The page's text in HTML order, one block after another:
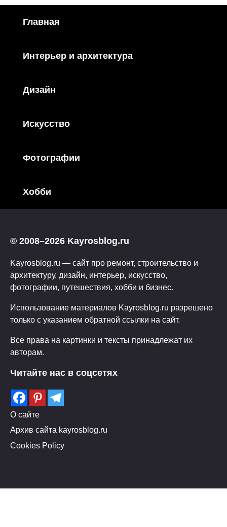
Главная
Интерьер и архитектура
Дизайн
Искусство
Фотографии
Хобби
© 2008–2026 Kayrosblog.ru
Kayrosblog.ru — сайт про ремонт, строительство и
архитектуру, дизайн, интерьер, искусство,
фотографии, путешествия, хобби и бизнес.
Использование материалов Kayrosblog.ru разрешено
только с указанием обратной ссылки на сайт.
Все права на картинки и тексты принадлежат их
авторам.
Читайте нас в соцсетях
О сайте
Архив сайта kayrosblog.ru
Cookies Policy